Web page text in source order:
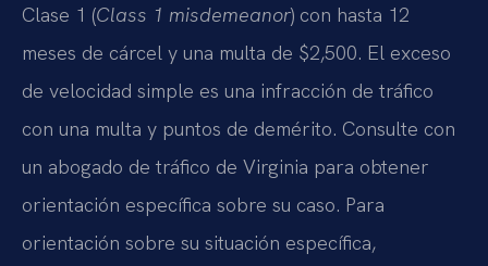
Clase 1 (Class 1 misdemeanor) con hasta 12
meses de cárcel y una multa de $2,500. El exceso
de velocidad simple es una infracción de tráfico
con una multa y puntos de demérito. Consulte con
un abogado de tráfico de Virginia para obtener
orientación específica sobre su caso. Para
orientación sobre su situación específica,